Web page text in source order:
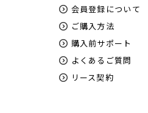
会員登録について
ご購入方法
購入前サポート
よくあるご質問
リース契約